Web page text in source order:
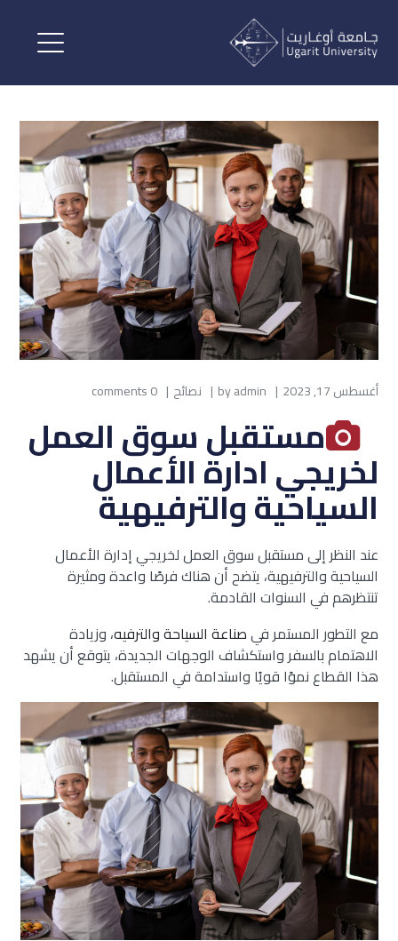
أغسطس 17, 2023 byadmin نصائح 0 comments
مستقبل سوق العمل
لخريجي ادارة الأعمال
السياحية والترفيهية
عند النظر إلى مستقبل سوق العمل لخريجي إدارة الأعمال
السياحية والترفيهية، يتضح أن هناك فرصًا واعدة ومثيرة
تنتظرهم في السنوات القادمة.
مع التطور المستمر فيصناعة السياحة والترفيه، وزيادة
الاهتمام بالسفر واستكشاف الوجهات الجديدة، يتوقع أن يشهد
هذا القطاع نموًا قويًا واستدامة في المستقبل.